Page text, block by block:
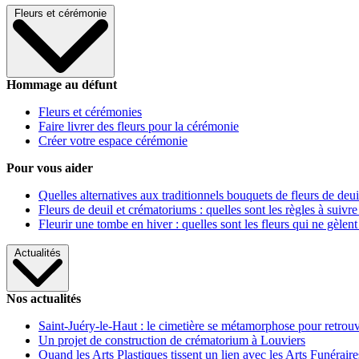
Fleurs et cérémonie
Hommage au défunt
Fleurs et cérémonies
Faire livrer des fleurs pour la cérémonie
Créer votre espace cérémonie
Pour vous aider
Quelles alternatives aux traditionnels bouquets de fleurs de
Fleurs de deuil et crématoriums : quelles sont les règles à
Fleurir une tombe en hiver : quelles sont les fleurs qui ne gèlent
Actualités
Nos actualités
Saint-Juéry-le-Haut : le cimetière se métamorphose pour
Un projet de construction de crématorium à Louviers
Quand les Arts Plastiques tissent un lien avec les Arts